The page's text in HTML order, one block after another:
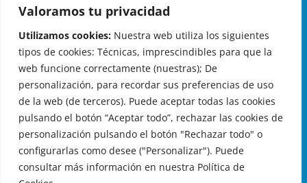
Valoramos tu privacidad
Utilizamos cookies: Nuestra web utiliza los siguientes
tipos de cookies: Técnicas, imprescindibles para que la
web funcione correctamente (nuestras); De
personalización, para recordar sus preferencias de uso
de la web (de terceros). Puede aceptar todas las cookies
pulsando el botón “Aceptar todo”, rechazar las cookies de
personalización pulsando el botón "Rechazar todo" o
configurarlas como desee ("Personalizar"). Puede
consultar más información en nuestra Política de
ELECTRONICA (pinchar aquí)
OTERO DE HERREROS EN LAS REDES